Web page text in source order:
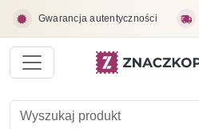
Gwarancja autentyczności